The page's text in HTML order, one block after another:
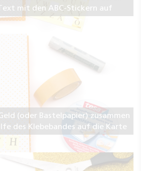
mit den ABC-Stickern auf
(oder Bastelpapier) zusammen
des Klebebandes auf die Karte